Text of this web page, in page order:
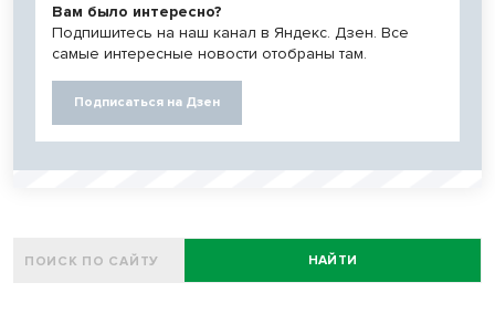
Вам было интересно?
Подпишитесь на наш канал в Яндекс. Дзен. Все
самые интересные новости отобраны там.
Подписаться на Дзен
НАЙТИ